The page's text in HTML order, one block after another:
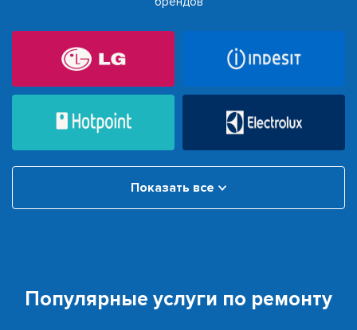
Показать все
Популярные услуги по ремонту